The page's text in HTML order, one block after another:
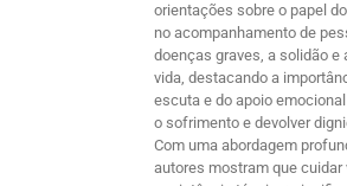
orientações sobre o papel
no acompanhamento de
doenças graves, a solidão e
vida, destacando a
escuta e do apoio
o sofrimento e devolver
Com uma abordagem
autores mostram que cuidar